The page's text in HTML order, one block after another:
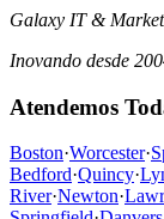
Galaxy IT &
Inovando desde
Atendemos
Boston·Worcester·
Bedford·Quincy·
River·Newton·